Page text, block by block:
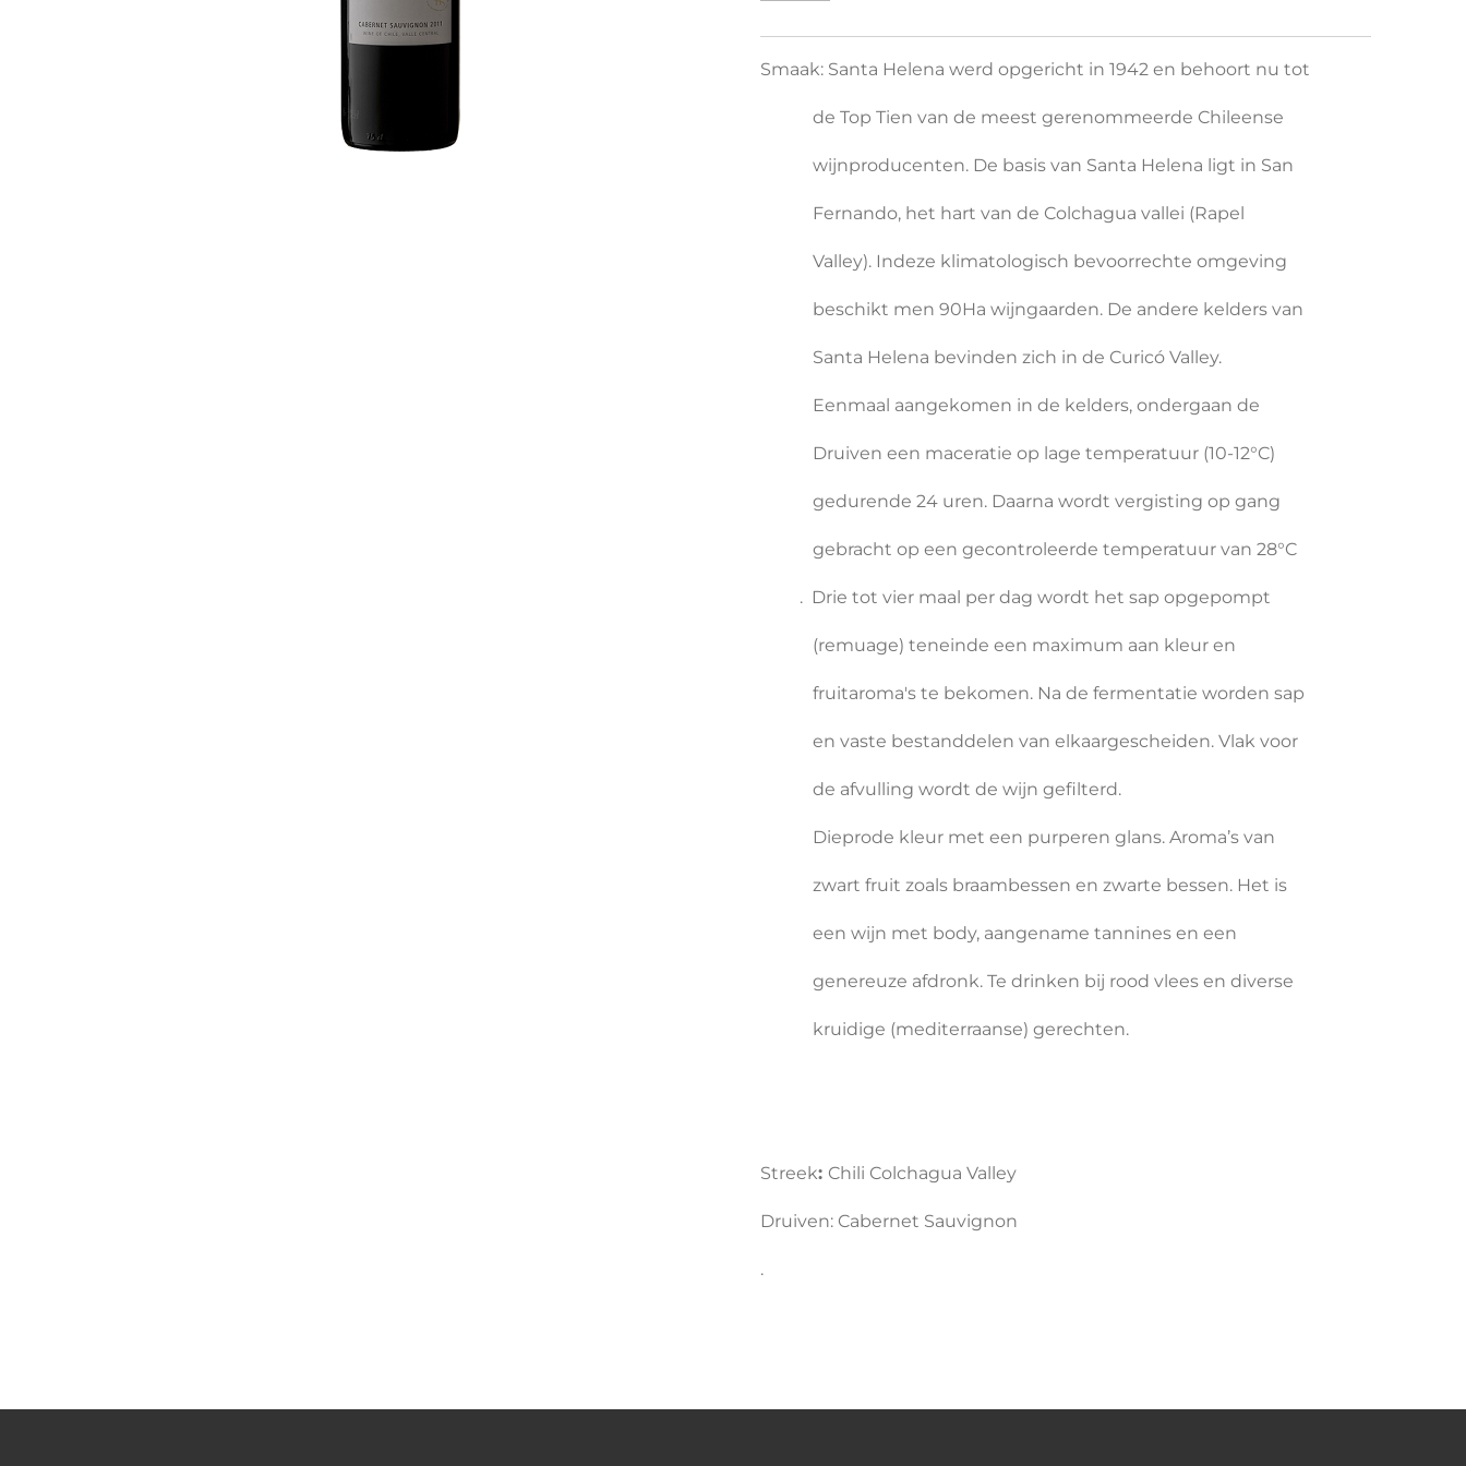
Smaak: Santa Helena werd opgericht in 1942 en behoort nu tot
de Top Tien van de meest gerenommeerde Chileense
wijnproducenten. De basis van Santa Helena ligt in San
Fernando, het hart van de Colchagua vallei (Rapel
Valley). Indeze klimatologisch bevoorrechte omgeving
beschikt men 90Ha wijngaarden. De andere kelders van
Santa Helena bevinden zich in de Curicó Valley.
Eenmaal aangekomen in de kelders, ondergaan de
Druiven een maceratie op lage temperatuur (10-12°C)
gedurende 24 uren. Daarna wordt vergisting op gang
gebracht op een gecontroleerde temperatuur van 28°C
. Drie tot vier maal per dag wordt het sap opgepompt
(remuage) teneinde een maximum aan kleur en
fruitaroma's te bekomen. Na de fermentatie worden sap
en vaste bestanddelen van elkaargescheiden. Vlak voor
de afvulling wordt de wijn gefilterd.
Dieprode kleur met een purperen glans. Aroma’s van
zwart fruit zoals braambessen en zwarte bessen. Het is
een wijn met body, aangename tannines en een
genereuze afdronk. Te drinken bij rood vlees en diverse
kruidige (mediterraanse) gerechten.
Streek: Chili Colchagua Valley
Druiven: Cabernet Sauvignon
.